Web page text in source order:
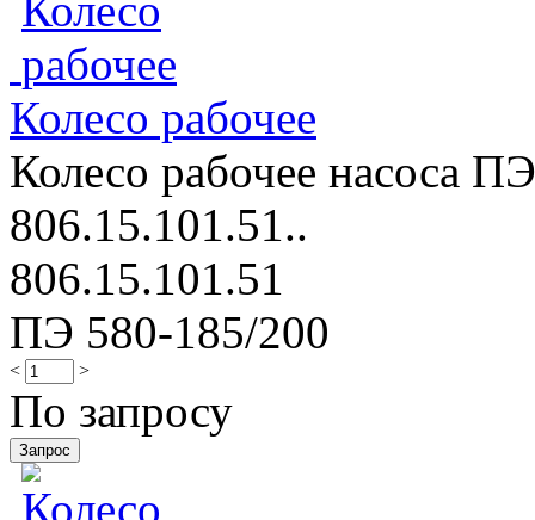
Колесо рабочее
Колесо рабочее насоса
806.15.101.51..
806.15.101.51
ПЭ 580-185/200
< >
По запросу